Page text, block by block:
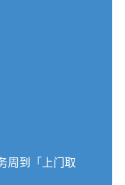
周到「上门取